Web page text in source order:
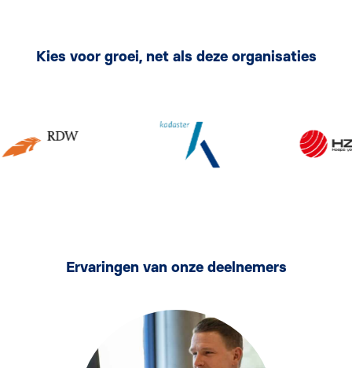
Kies voor groei, net als deze organisaties
Ervaringen van onze deelnemers